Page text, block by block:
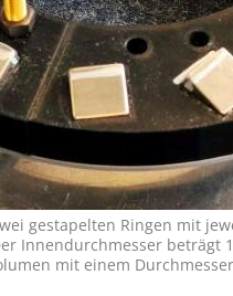
gestapelten Ringen mit
Innendurchmesser beträgt
mit einem